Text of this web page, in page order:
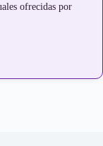
ofrecidas por